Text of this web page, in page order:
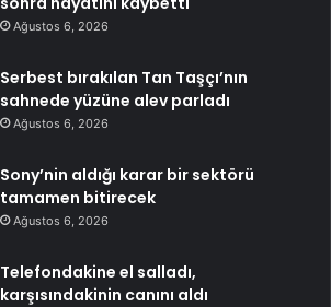
Ağustos 6, 2026
Serbest bırakılan Tan Taşçı’nın
sahnede yüzüne alev parladı
Ağustos 6, 2026
Sony’nin aldığı karar bir sektörü
tamamen bitirecek
Ağustos 6, 2026
Telefondakine el salladı,
karşısındakinin canını aldı